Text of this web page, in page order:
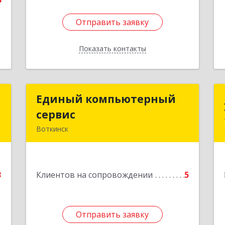
Отправить заявку
Показать контакты
Отправить заявку
Назад
Единый компьютерный
сервис
Воткинск
Клиентов на сопровождении 5
Отправить заявку
Единый компьютерный
Отправить заявку